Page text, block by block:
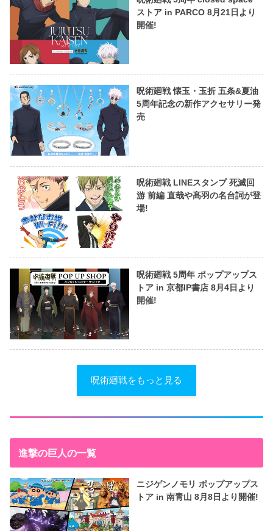
ストア in PARCO 8月21日より
開催!
呪術廻戦 懐玉・玉折 五条&夏油
5周年記念の新作アクセサリー発
売
呪術廻戦 LINEスタンプ 死滅回
游 前編 直哉や髙羽の名台詞が登
場!
呪術廻戦 5周年 ポップアップス
トア in 京都IP書店 8月4日より
開催!
呪術廻戦をもっと見る
進撃の巨人の一覧
ニジゲンノモリ ポップアップス
トア in 南青山 8月8日より開催!